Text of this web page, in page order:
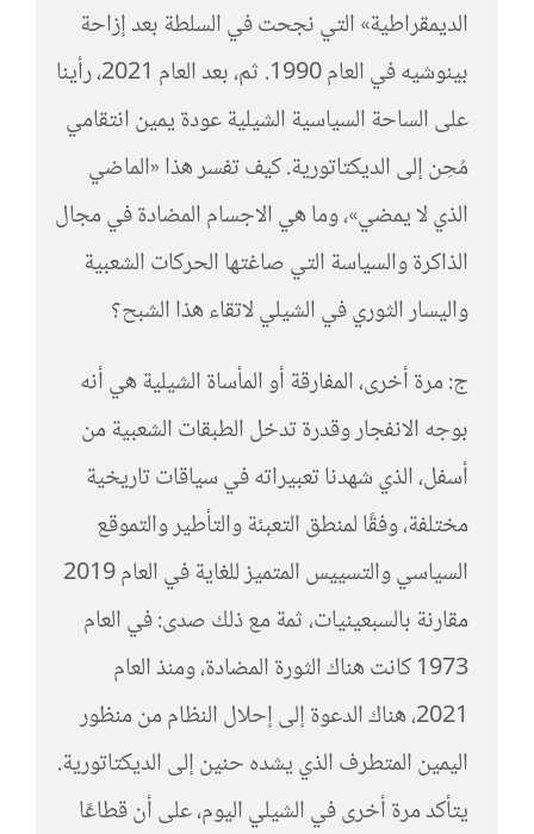
الديمقراطية» التي نجحت في السلطة بعد إزاحة
بينوشيه في العام 1990. ثم، بعد العام 2021، رأينا
على الساحة السياسية الشيلية عودة يمين انتقامي
مُحِن إلى الديكتاتورية. كيف تفسر هذا «الماضي
الذي لا يمضي»، وما هي الاجسام المضادة في مجال
الذاكرة والسياسة التي صاغتها الحركات الشعبية
واليسار الثوري في الشيلي لاتقاء هذا الشبح؟
ج: مرة أخرى، المفارقة أو المأساة الشيلية هي أنه
بوجه الانفجار وقدرة تدخل الطبقات الشعبية من
أسفل، الذي شهدنا تعبيراته في سياقات تاريخية
مختلفة، وفقًا لمنطق التعبئة والتأطير والتموقع
السياسي والتسييس المتميز للغاية في العام 2019
مقارنة بالسبعينيات، ثمة مع ذلك صدى: في العام
1973 كانت هناك الثورة المضادة، ومنذ العام
2021، هناك الدعوة إلى إحلال النظام من منظور
اليمين المتطرف الذي يشده حنين إلى الديكتاتورية.
يتأكد مرة أخرى في الشيلي اليوم، على أن قطاعًا